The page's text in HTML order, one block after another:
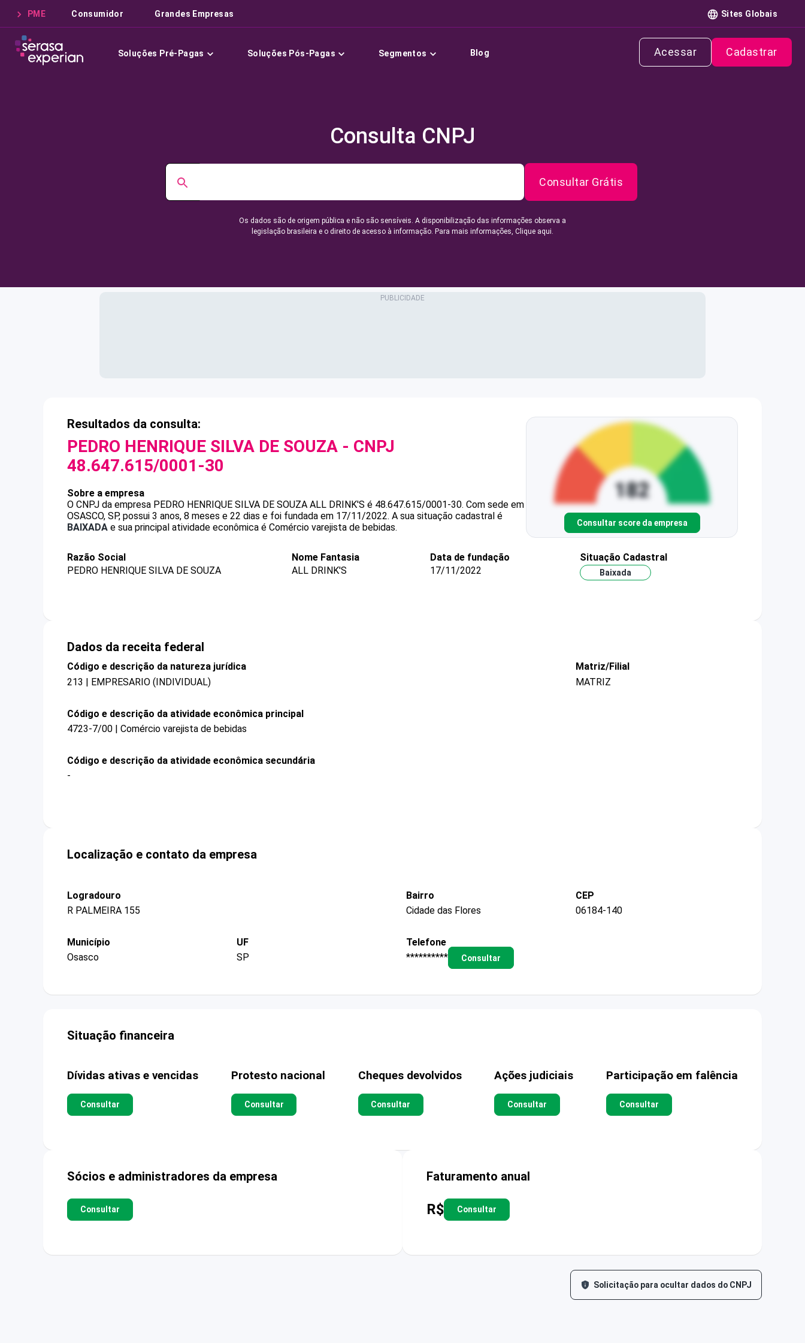
PME Consumidor Grandes Empresas Sites Globais
Soluções Pré-Pagas Soluções Pós-Pagas Segmentos Blog Acessar Cadastrar
Consulta CNPJ
Consultar Grátis
Os dados são de origem pública e não são sensíveis. A disponibilização das informações observa a
legislação brasileira e o direito de acesso à informação. Para mais informações, Clique aqui.
Resultados da consulta:
PEDRO HENRIQUE SILVA DE SOUZA - CNPJ
48.647.615/0001-30
Sobre a empresa
O CNPJ da empresa PEDRO HENRIQUE SILVA DE SOUZA ALL DRINK'S é 48.647.615/0001-30. Com sede em
OSASCO, SP, possui 3 anos, 8 meses e 22 dias e foi fundada em 17/11/2022. A sua situação cadastral é
BAIXADA e sua principal atividade econômica é Comércio varejista de bebidas. Consultar score da empresa
Razão Social
PEDRO HENRIQUE SILVA DE SOUZA
Nome Fantasia
ALL DRINK'S
Data de fundação
17/11/2022
Situação Cadastral
Baixada
Dados da receita federal
Código e descrição da natureza jurídica
213 | EMPRESARIO (INDIVIDUAL)
Matriz/Filial
MATRIZ
Código e descrição da atividade econômica principal
4723-7/00 | Comércio varejista de bebidas
Código e descrição da atividade econômica secundária
-
Localização e contato da empresa
Logradouro
R PALMEIRA 155
Bairro
Cidade das Flores
CEP
06184-140
Município
Osasco
UF
SP
Telefone
**********
Consultar
Situação financeira
Dívidas ativas e vencidas
Consultar
Protesto nacional
Consultar
Cheques devolvidos
Consultar
Ações judiciais
Consultar
Participação em falência
Consultar
Sócios e administradores da empresa
Consultar
Faturamento anual
R$ Consultar
Solicitação para ocultar dados do CNPJ